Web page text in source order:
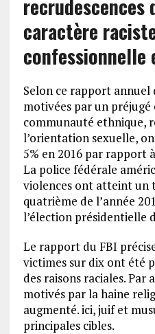
recrudescences
caractère
confessionnelle
Selon ce rapport annuel
motivées par un
communauté ethnique,
l’orientation sexuelle,
5% en 2016 par rapport
La police fédérale
violences ont atteint un
quatrième de l’année
l’élection présidentielle
Le rapport du FBI
victimes sur dix ont été
des raisons raciales. Par
motivés par la haine
augmenté. ici, juif et
principales cibles.